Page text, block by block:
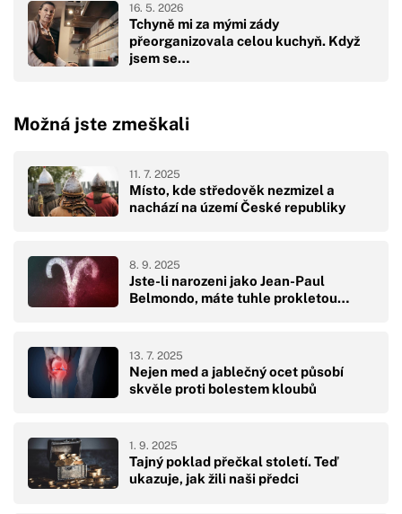
Tchyně mi za mými zády
přeorganizovala celou kuchyň. Když
jsem se…
16. 5. 2026
Možná jste zmeškali
Místo, kde středověk nezmizel a
nachází na území České republiky
11. 7. 2025
Jste-li narozeni jako Jean-Paul
Belmondo, máte tuhle prokletou…
8. 9. 2025
Nejen med a jablečný ocet působí
skvěle proti bolestem kloubů
13. 7. 2025
Tajný poklad přečkal století. Teď
ukazuje, jak žili naši předci
1. 9. 2025